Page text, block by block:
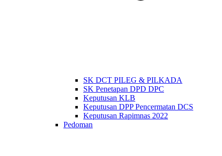
SK DCT PILEG & PILKADA
SK Penetapan DPD DPC
Keputusan KLB
Keputusan DPP Pencermatan DCS
Keputusan Rapimnas 2022
Pedoman